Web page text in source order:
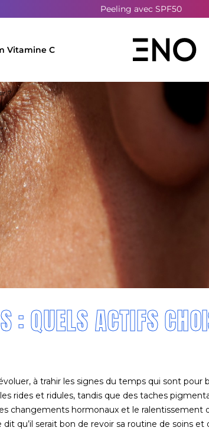
Peeling avec SPF50
Vitamine C
?
: QUELS ACTIFS
à trahir les signes du temps qui sont
rides et ridules, tandis que des taches
changements hormonaux et le
qu’il serait bon de revoir sa routine de soins